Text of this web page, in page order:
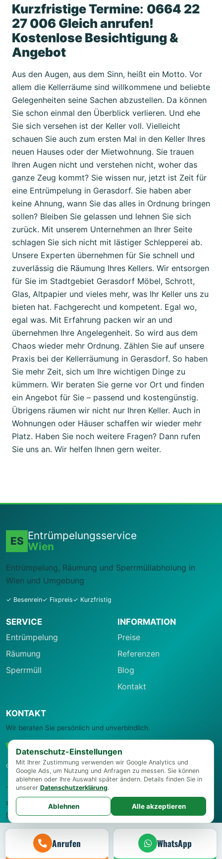
Kurzfristige Termine: 0664 22
27 006 Gleich anrufen!
Kostenlose Besichtigung &
Angebot
Aus den Augen, aus dem Sinn, heißt ein Motto. Vor
allem die Kellerräume sind willkommene und beliebte
Gelegenheiten seine Sachen abzustellen. Da können
Sie schon einmal den Überblick verlieren. Und ehe
Sie sich versehen ist der Keller voll. Vielleicht
schauen Sie auch zum ersten Mal in den Keller Ihres
neuen Hauses oder der Mietwohnung. Sie trauen
Ihren Augen nicht und verstehen nicht, woher das
ganze Zeug kommt? Sie wissen nur, jetzt ist Zeit für
eine Entrümpelung in Gerasdorf. Sie haben aber
keine Ahnung, wann Sie das alles in Ordnung bringen
sollen? Bleiben Sie gelassen und lehnen Sie sich
zurück. Mit unserem Unternehmen an Ihrer Seite
schlagen Sie sich nicht mit lästiger Schlepperei ab.
Unsere Experten übernehmen für Sie schnell und
zuverlässig die Räumung Ihres Kellers. Wir entsorgen
für Sie im Stadtgebiet Gerasdorf Möbel, Schrott,
Glas, Altpapier und vieles mehr, was Ihr Keller uns zu
bieten hat. Fachgerecht und kompetent. Egal wo,
egal was. Mit Erfahrung packen wir an und
übernehmen Ihre Angelegenheit. So wird aus dem
Chaos wieder mehr Ordnung. Zählen Sie auf unsere
Praxis bei der Kellerräumung in Gerasdorf. So haben
Sie mehr Zeit, sich um Ihre wichtigen Dinge zu
kümmern. Wir beraten Sie gerne vor Ort und finden
ein Angebot für Sie – passend und kostengünstig.
Übrigens räumen wir nicht nur Ihren Keller. Auch in
Wohnungen oder Häuser schaffen wir wieder mehr
Platz. Haben Sie noch weitere Fragen? Dann rufen
Sie uns an. Wir helfen Ihnen gern weiter.
ES Entrümpelungsservice
Wien
Entrümpelung, Räumung und Sperrmüllabholung in
Wien und Umgebung
✓ Besenrein✓ Fixpreis✓ Kurzfristig
SERVICE
Entrümpelung
Räumung
Sperrmüll
INFORMATION
Preise
Referenzen
Blog
Kontakt
KONTAKT
Wir beraten Sie persönlich und unverbindlich.
0664 22 27 006
office@entruempelungsservice-wien.at
© 2026 Entrümpelungsservice Wien Impressum·Datenschutz
Cookie-Einstellungen
Anrufen WhatsApp
Datenschutz-Einstellungen
Mit Ihrer Zustimmung verwenden wir Google Analytics und
Google Ads, um Nutzung und Anfragen zu messen. Sie können
ablehnen oder Ihre Auswahl später ändern. Details finden Sie in
unserer Datenschutzerklärung.
Ablehnen Alle akzeptieren